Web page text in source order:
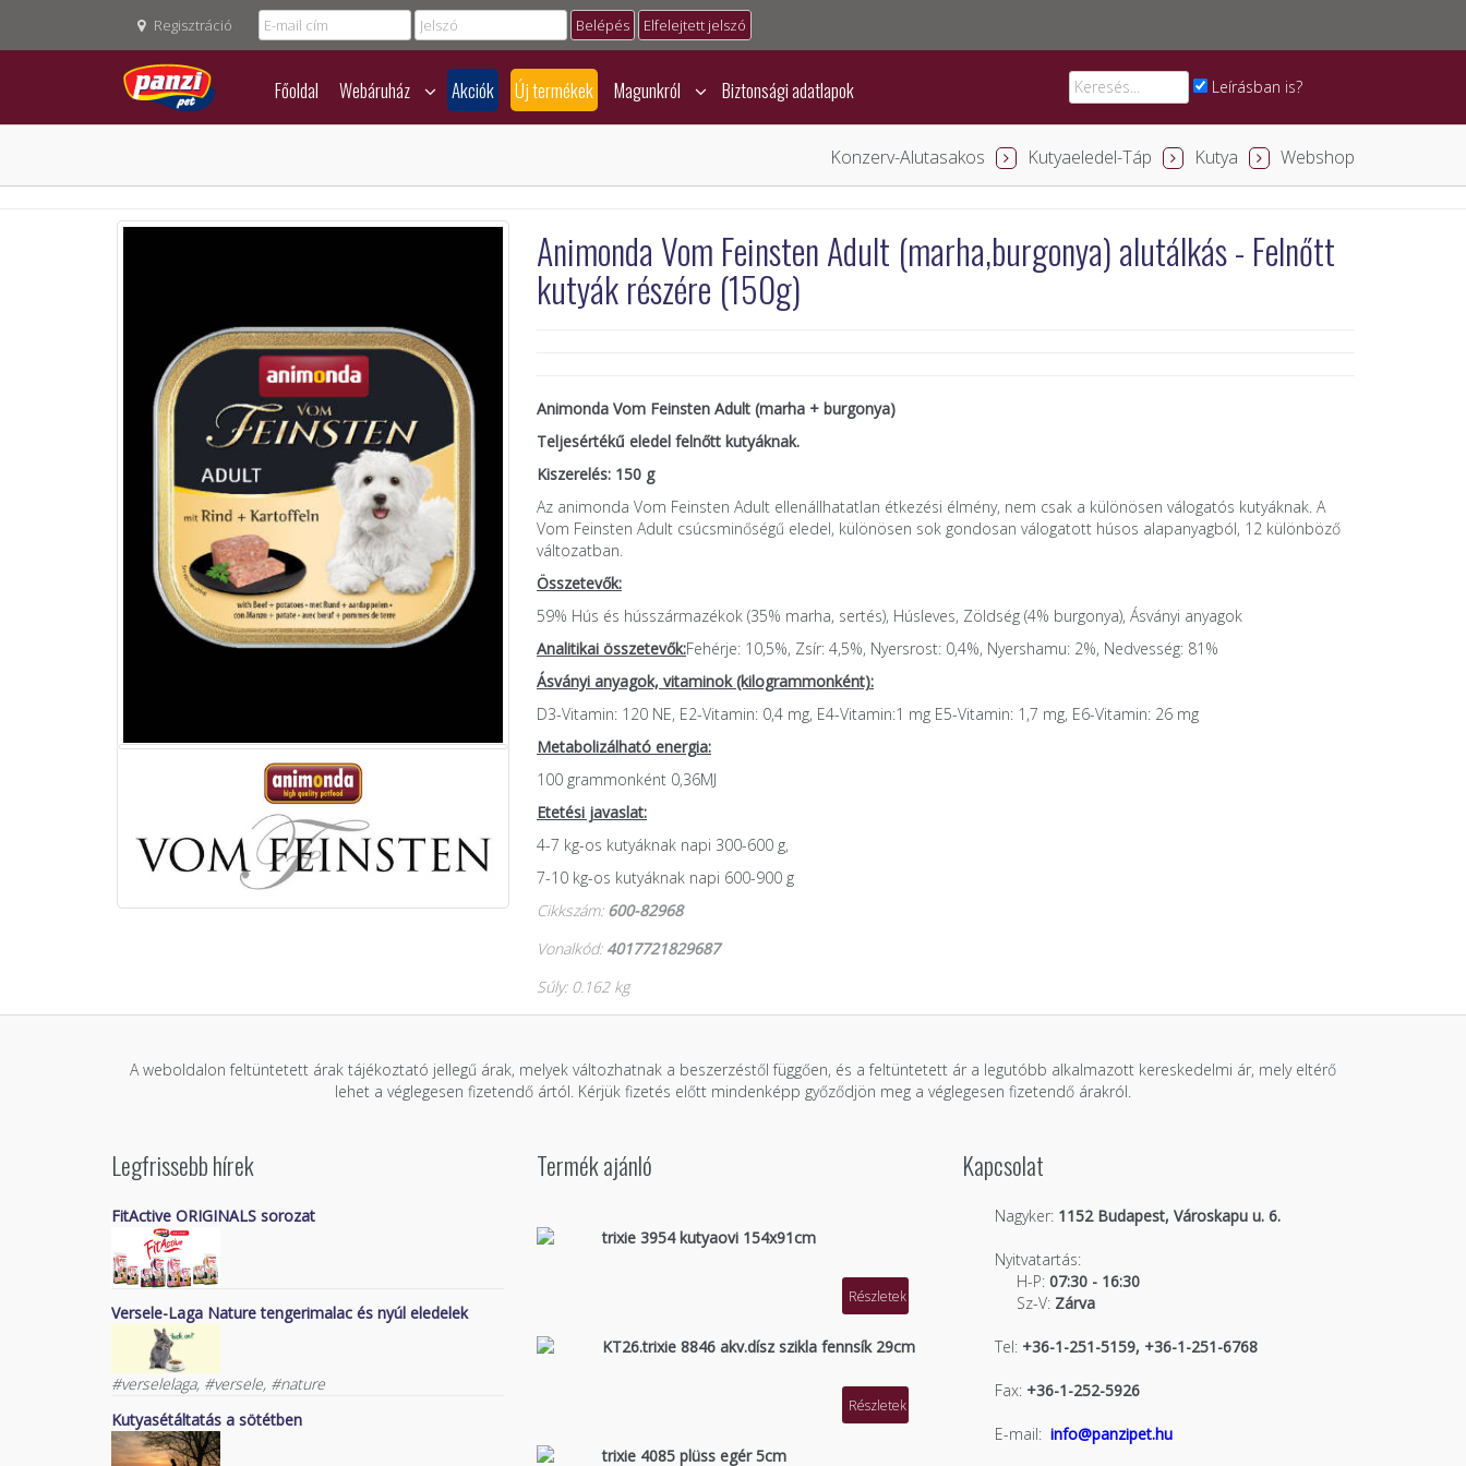
Regisztráció Elfelejtett jelszó
Főoldal Webáruház Akciók Új termékek Magunkról Biztonsági adatlapok Leírásban is?
Webshop
Kutya
Kutyaeledel-Táp
Konzerv-Alutasakos
Animonda Vom Feinsten Adult (marha,burgonya) alutálkás - Felnőtt
kutyák részére (150g)
Animonda Vom Feinsten Adult (marha + burgonya)
Teljesértékű eledel felnőtt kutyáknak.
Kiszerelés: 150 g
Az animonda Vom Feinsten Adult ellenállhatatlan étkezési élmény, nem csak a különösen válogatós kutyáknak. A
Vom Feinsten Adult csúcsminőségű eledel, különösen sok gondosan válogatott húsos alapanyagból, 12 különböző
változatban.
Összetevők:
59% Hús és hússzármazékok (35% marha, sertés), Húsleves, Zöldség (4% burgonya), Ásványi anyagok
Analitikai összetevők:Fehérje: 10,5%, Zsír: 4,5%, Nyersrost: 0,4%, Nyershamu: 2%, Nedvesség: 81%
Ásványi anyagok, vitaminok (kilogrammonként):
D3-Vitamin: 120 NE, E2-Vitamin: 0,4 mg, E4-Vitamin:1 mg E5-Vitamin: 1,7 mg, E6-Vitamin: 26 mg
Metabolizálható energia:
100 grammonként 0,36MJ
Etetési javaslat:
4-7 kg-os kutyáknak napi 300-600 g,
7-10 kg-os kutyáknak napi 600-900 g
Cikkszám: 600-82968
Vonalkód: 4017721829687
Súly: 0.162 kg
A weboldalon feltüntetett árak tájékoztató jellegű árak, melyek változhatnak a beszerzéstől függően, és a feltüntetett ár a legutóbb alkalmazott kereskedelmi ár, mely eltérő
lehet a véglegesen fizetendő ártól. Kérjük fizetés előtt mindenképp győződjön meg a véglegesen fizetendő árakról.
Legfrissebb hírek
FitActive ORIGINALS sorozat
Versele-Laga Nature tengerimalac és nyúl eledelek
#verselelaga, #versele, #nature
Kutyasétáltatás a sötétben
Termék ajánló
trixie 3954 kutyaovi 154x91cm
Részletek
KT26.trixie 8846 akv.dísz szikla fennsík 29cm
Részletek
trixie 4085 plüss egér 5cm
Kapcsolat
Nagyker: 1152 Budapest, Városkapu u. 6.
Nyitvatartás:
H-P: 07:30 - 16:30
Sz-V: Zárva
Tel: +36-1-251-5159, +36-1-251-6768
Fax: +36-1-252-5926
E-mail: info@panzipet.hu